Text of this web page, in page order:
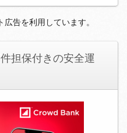
告を利用しています。
担保付きの安全運